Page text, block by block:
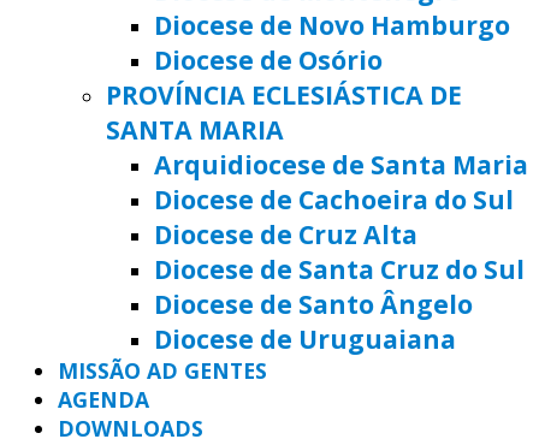
Diocese de Novo Hamburgo
Diocese de Osório
PROVÍNCIA ECLESIÁSTICA DE
SANTA MARIA
Arquidiocese de Santa Maria
Diocese de Cachoeira do Sul
Diocese de Cruz Alta
Diocese de Santa Cruz do Sul
Diocese de Santo Ângelo
Diocese de Uruguaiana
MISSÃO AD GENTES
AGENDA
DOWNLOADS